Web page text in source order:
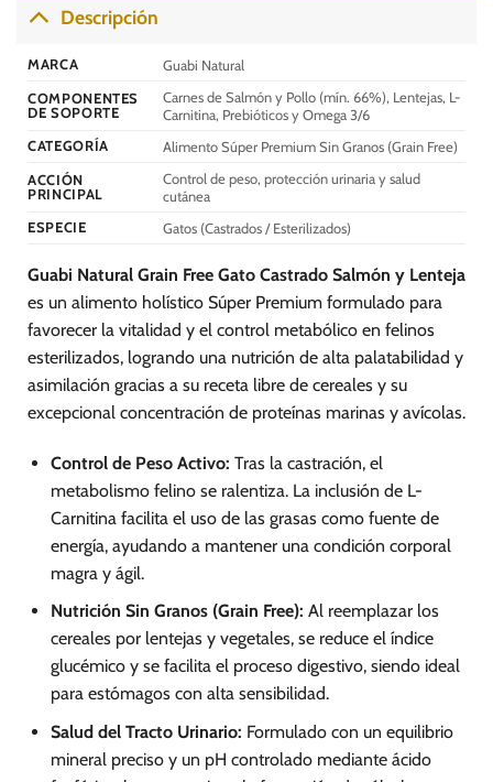
pueden
elegir
en
la
Descripción
MARCA
Guabi Natural
COMPONENTES
DE SOPORTE
Carnes de Salmón y Pollo (mín. 66%), Lentejas, L-
Carnitina, Prebióticos y Omega 3/6
CATEGORÍA
Alimento Súper Premium Sin Granos (Grain Free)
ACCIÓN
PRINCIPAL
Control de peso, protección urinaria y salud
cutánea
ESPECIE
Gatos (Castrados / Esterilizados)
Guabi Natural Grain Free Gato Castrado Salmón y Lenteja
es un alimento holístico Súper Premium formulado para
favorecer la vitalidad y el control metabólico en felinos
esterilizados, logrando una nutrición de alta palatabilidad y
asimilación gracias a su receta libre de cereales y su
excepcional concentración de proteínas marinas y avícolas.
Control de Peso Activo: Tras la castración, el
metabolismo felino se ralentiza. La inclusión de L-
Carnitina facilita el uso de las grasas como fuente de
energía, ayudando a mantener una condición corporal
magra y ágil.
Nutrición Sin Granos (Grain Free): Al reemplazar los
cereales por lentejas y vegetales, se reduce el índice
glucémico y se facilita el proceso digestivo, siendo ideal
para estómagos con alta sensibilidad.
Salud del Tracto Urinario: Formulado con un equilibrio
mineral preciso y un pH controlado mediante ácido